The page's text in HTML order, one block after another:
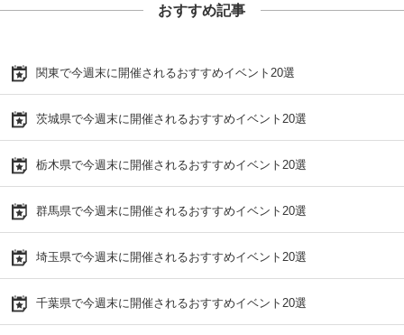
おすすめ記事
関東で今週末に開催されるおすすめイベント20選
茨城県で今週末に開催されるおすすめイベント20選
栃木県で今週末に開催されるおすすめイベント20選
群馬県で今週末に開催されるおすすめイベント20選
埼玉県で今週末に開催されるおすすめイベント20選
千葉県で今週末に開催されるおすすめイベント20選